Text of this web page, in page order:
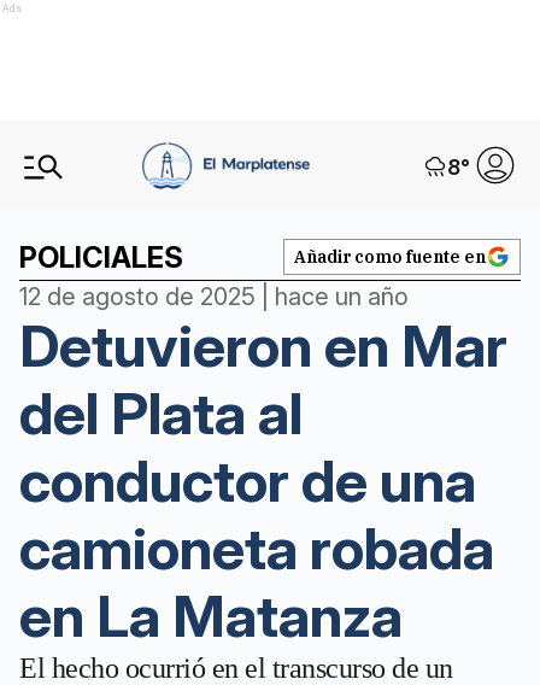
Ads
8°
POLICIALES Añadir como fuente en
12 de agosto de 2025 | hace un año
Detuvieron en Mar
del Plata al
conductor de una
camioneta robada
en La Matanza
El hecho ocurrió en el transcurso de un